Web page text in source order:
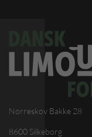
Nørreskov Bakke 28
8600 Silkeborg